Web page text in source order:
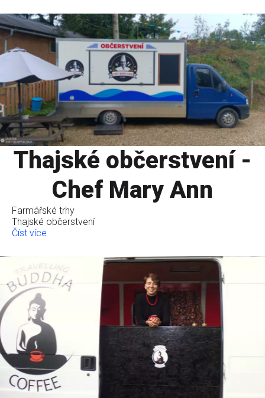
Thajské občerstvení -
Chef Mary Ann
Farmářské trhy
Thajské občerstvení
Číst více